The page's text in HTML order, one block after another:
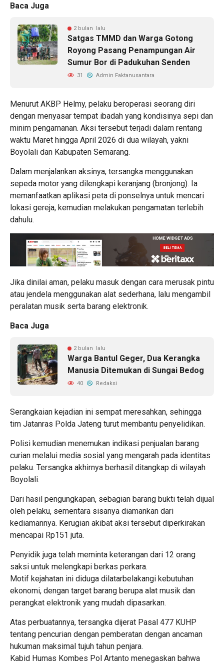
Baca Juga
2 bulan lalu
Satgas TMMD dan Warga Gotong
Royong Pasang Penampungan Air
Sumur Bor di Padukuhan Senden
31 Admin Faktanusantara
Menurut AKBP Helmy, pelaku beroperasi seorang diri
dengan menyasar tempat ibadah yang kondisinya sepi dan
minim pengamanan. Aksi tersebut terjadi dalam rentang
waktu Maret hingga April 2026 di dua wilayah, yakni
Boyolali dan Kabupaten Semarang.
Dalam menjalankan aksinya, tersangka menggunakan
sepeda motor yang dilengkapi keranjang (bronjong). Ia
memanfaatkan aplikasi peta di ponselnya untuk mencari
lokasi gereja, kemudian melakukan pengamatan terlebih
dahulu.
Jika dinilai aman, pelaku masuk dengan cara merusak pintu
atau jendela menggunakan alat sederhana, lalu mengambil
peralatan musik serta barang elektronik.
Baca Juga
2 bulan lalu
Warga Bantul Geger, Dua Kerangka
Manusia Ditemukan di Sungai Bedog
40 Redaksi
Serangkaian kejadian ini sempat meresahkan, sehingga
tim Jatanras Polda Jateng turut membantu penyelidikan.
Polisi kemudian menemukan indikasi penjualan barang
curian melalui media sosial yang mengarah pada identitas
pelaku. Tersangka akhirnya berhasil ditangkap di wilayah
Boyolali.
Dari hasil pengungkapan, sebagian barang bukti telah dijual
oleh pelaku, sementara sisanya diamankan dari
kediamannya. Kerugian akibat aksi tersebut diperkirakan
mencapai Rp151 juta.
Penyidik juga telah meminta keterangan dari 12 orang
saksi untuk melengkapi berkas perkara.
Motif kejahatan ini diduga dilatarbelakangi kebutuhan
ekonomi, dengan target barang berupa alat musik dan
perangkat elektronik yang mudah dipasarkan.
Atas perbuatannya, tersangka dijerat Pasal 477 KUHP
tentang pencurian dengan pemberatan dengan ancaman
hukuman maksimal tujuh tahun penjara.
Kabid Humas Kombes Pol Artanto menegaskan bahwa